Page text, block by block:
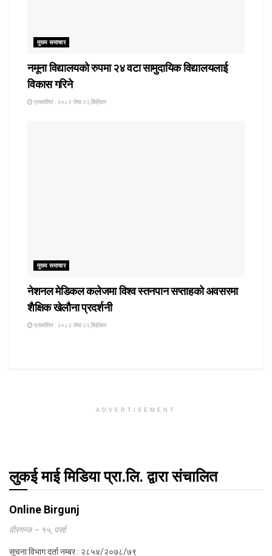
मुख्य समाचार
नमूना विद्यालयको रुपमा २४ वटा सामुदायिक विद्यालयलाई
विकास गरिने
प्रकाशित : २०८२ जेष्ठ २२,बिहीबार
मुख्य समाचार
नेशनल मेडिकल कलेजमा विश्व स्तनपान सप्ताहको अवसरमा
शैक्षिक खेलौना प्रदर्शनी
प्रकाशित : २०८२ जेष्ठ २२,बिहीबार
ADVERTISEMENT
लुकई माई मिडिया प्रा.लि. द्वारा संचालित
Online Birgunj
वीरगन्ज – १५, पर्सा
सूचना विभाग दर्ता नम्बर : २८५४/२०७८/७९